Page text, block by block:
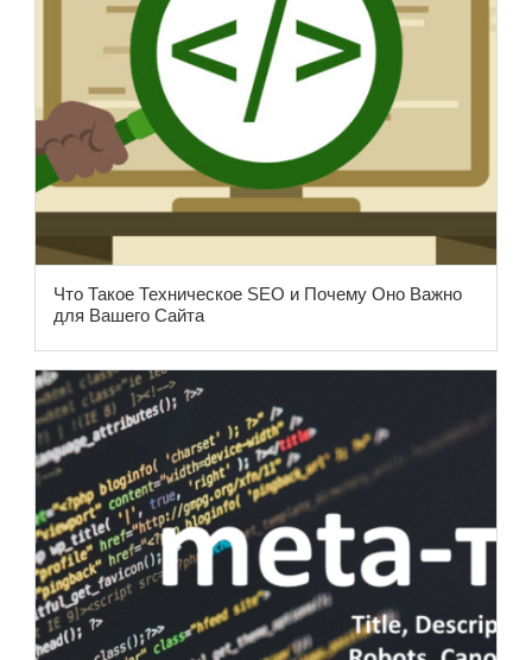
Что Такое Техническое SEO и Почему Оно Важно
для Вашего Сайта